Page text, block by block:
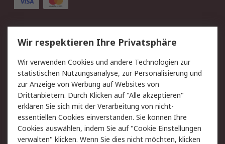
Service
Value Added Services
Lieferlösungen
Rücksendungen
Kontakt
Hilfe
Privatkunden
Rechtliches
AGB
Datenschutz
Cookie-Richtlinie
Zahlungsbedingungen
Wir respektieren Ihre Privatsphäre
Wir verwenden Cookies und andere Technologien zur
statistischen Nutzungsanalyse, zur Personalisierung und
zur Anzeige von Werbung auf Websites von
Drittanbietern. Durch Klicken auf "Alle akzeptieren"
erklären Sie sich mit der Verarbeitung von nicht-
essentiellen Cookies einverstanden. Sie können Ihre
Cookies auswählen, indem Sie auf "Cookie Einstellungen
verwalten" klicken. Wenn Sie dies nicht möchten, klicken